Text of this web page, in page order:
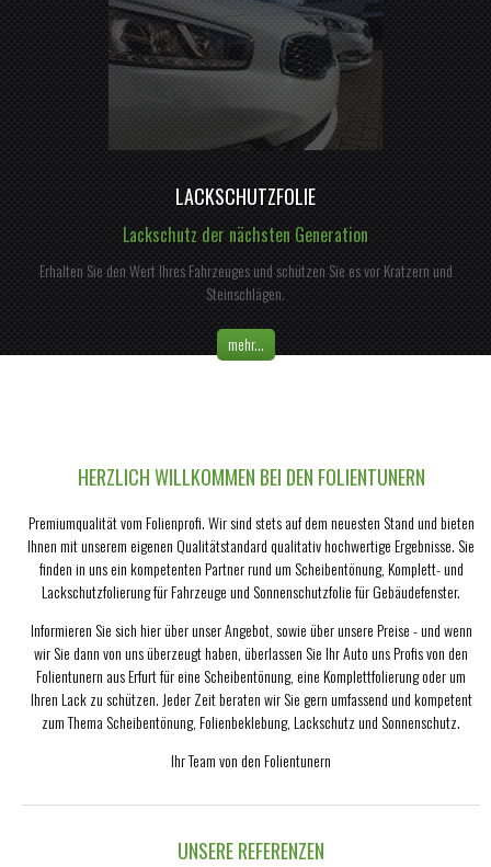
LACKSCHUTZFOLIE
Lackschutz der nächsten Generation
Erhalten Sie den Wert Ihres Fahrzeuges und schützen Sie es vor Kratzern und
Steinschlägen.
mehr...
HERZLICH WILLKOMMEN BEI DEN FOLIENTUNERN
Premiumqualität vom Folienprofi. Wir sind stets auf dem neuesten Stand und bieten
Ihnen mit unserem eigenen Qualitätstandard qualitativ hochwertige Ergebnisse. Sie
finden in uns ein kompetenten Partner rund um Scheibentönung, Komplett- und
Lackschutzfolierung für Fahrzeuge und Sonnenschutzfolie für Gebäudefenster.
Informieren Sie sich hier über unser Angebot, sowie über unsere Preise - und wenn
wir Sie dann von uns überzeugt haben, überlassen Sie Ihr Auto uns Profis von den
Folientunern aus Erfurt für eine Scheibentönung, eine Komplettfolierung oder um
Ihren Lack zu schützen. Jeder Zeit beraten wir Sie gern umfassend und kompetent
zum Thema Scheibentönung, Folienbeklebung, Lackschutz und Sonnenschutz.
Ihr Team von den Folientunern
UNSERE REFERENZEN